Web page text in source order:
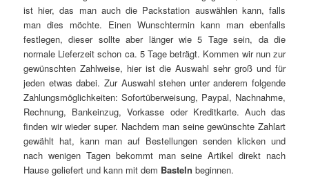
ist hier, das man auch die Packstation auswählen kann, falls
man dies möchte. Einen Wunschtermin kann man ebenfalls
festlegen, dieser sollte aber länger wie 5 Tage sein, da die
normale Lieferzeit schon ca. 5 Tage beträgt. Kommen wir nun zur
gewünschten Zahlweise, hier ist die Auswahl sehr groß und für
jeden etwas dabei. Zur Auswahl stehen unter anderem folgende
Zahlungsmöglichkeiten: Sofortüberweisung, Paypal, Nachnahme,
Rechnung, Bankeinzug, Vorkasse oder Kreditkarte. Auch das
finden wir wieder super. Nachdem man seine gewünschte Zahlart
gewählt hat, kann man auf Bestellungen senden klicken und
nach wenigen Tagen bekommt man seine Artikel direkt nach
Hause geliefert und kann mit dem Basteln beginnen.